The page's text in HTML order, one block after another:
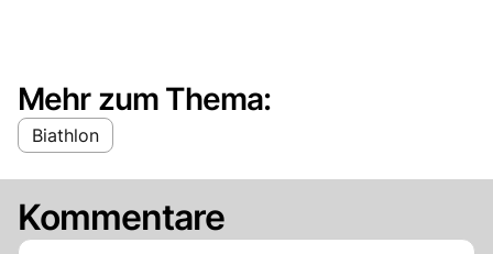
Mehr zum Thema:
Biathlon
Kommentare